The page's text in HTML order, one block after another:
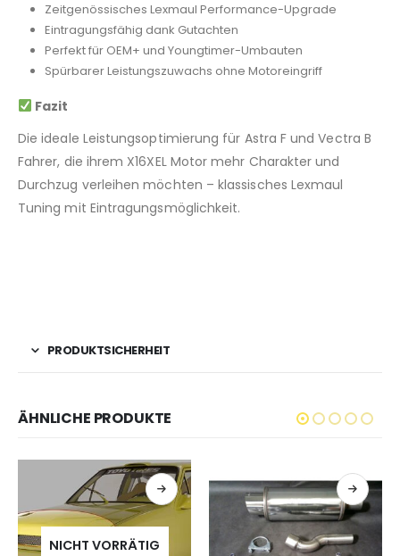
Zeitgenössisches Lexmaul Performance-Upgrade
Eintragungsfähig dank Gutachten
Perfekt für OEM+ und Youngtimer-Umbauten
Spürbarer Leistungszuwachs ohne Motoreingriff
Fazit
Die ideale Leistungsoptimierung für Astra F und Vectra B
Fahrer, die ihrem X16XEL Motor mehr Charakter und
Durchzug verleihen möchten – klassisches Lexmaul
Tuning mit Eintragungsmöglichkeit.
PRODUKTSICHERHEIT
ÄHNLICHE PRODUKTE
NICHT VORRÄTIG